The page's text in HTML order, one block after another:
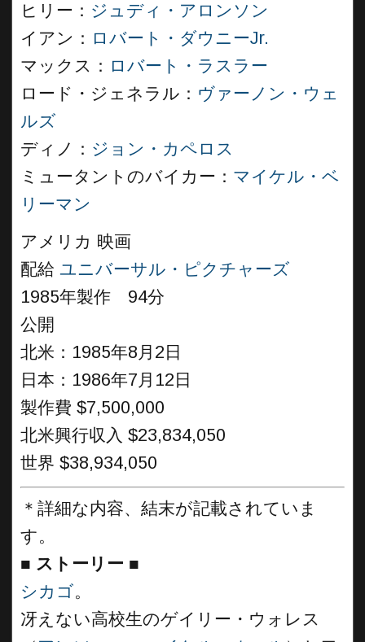
ヒリー： ジュディ・アロンソン
イアン： ロバート・ダウニーJr.
マックス： ロバート・ラスラー
ロード・ジェネラル： ヴァーノン・ウェ
ルズ
ディノ： ジョン・カペロス
ミュータントのバイカー： マイケル・ベ
リーマン
アメリカ 映画
配給 ユニバーサル・ピクチャーズ
1985年製作 94分
公開
北米：1985年8月2日
日本：1986年7月12日
製作費 $7,500,000
北米興行収入 $23,834,050
世界 $38,934,050
＊詳細な内容、結末が記載されていま
す。
■ ストーリー ■
シカゴ。
冴えない高校生のゲイリー・ウォレス